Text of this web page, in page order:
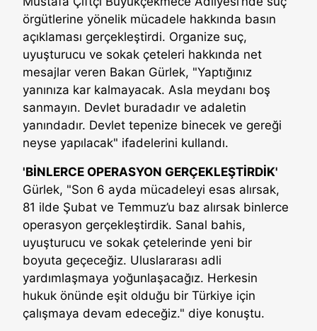
örgütlerine yönelik mücadele hakkında basın
açıklaması gerçekleştirdi. Organize suç,
uyuşturucu ve sokak çeteleri hakkında net
mesajlar veren Bakan Gürlek, "Yaptığınız
yanınıza kar kalmayacak. Asla meydanı boş
sanmayın. Devlet buradadır ve adaletin
yanındadır. Devlet tepenize binecek ve gereği
neyse yapılacak" ifadelerini kullandı.
'BİNLERCE OPERASYON GERÇEKLEŞTİRDİK'
Gürlek, "Son 6 ayda mücadeleyi esas alırsak,
81 ilde Şubat ve Temmuz’u baz alırsak binlerce
operasyon gerçekleştirdik. Sanal bahis,
uyuşturucu ve sokak çetelerinde yeni bir
boyuta geçeceğiz. Uluslararası adli
yardımlaşmaya yoğunlaşacağız. Herkesin
hukuk önünde eşit olduğu bir Türkiye için
çalışmaya devam edeceğiz." diye konuştu.